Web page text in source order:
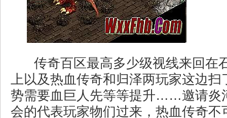
传奇百区最高多少级视线来回在
上以及热血传奇和归泽两玩家这边扫
势需要血巨人先等等提升……邀请炎
会的代表玩家物们过来，热血传奇不